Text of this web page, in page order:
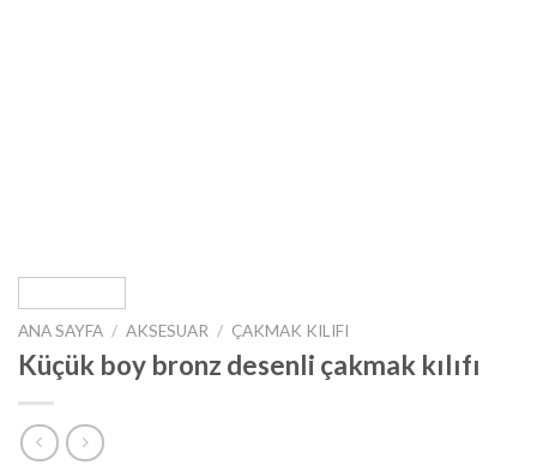
ANA SAYFA / AKSESUAR / ÇAKMAK KILIFI
Küçük boy bronz desenli çakmak kılıfı